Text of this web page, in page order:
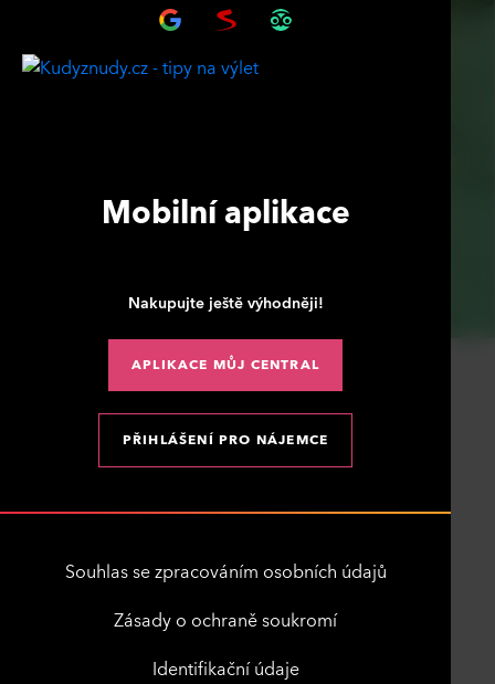
Mobilní aplikace
Nakupujte ještě výhodněji!
APLIKACE MŮJ CENTRAL
PŘIHLÁŠENÍ PRO NÁJEMCE
Souhlas se zpracováním osobních údajů
Zásady o ochraně soukromí
Identifikační údaje